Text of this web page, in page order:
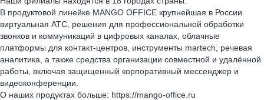
В продуктовой линейке MANGO OFFICE крупнейшая в России
виртуальная АТС, решения для профессиональной обработки
звонков и коммуникаций в цифровых каналах, облачные
платформы для контакт-центров, инструменты martech, речевая
аналитика, а также средства организации совместной и удалённой
работы, включая защищенный корпоративный мессенджер и
видеоконференции.
О наших продуктах больше: https://mango-office.ru